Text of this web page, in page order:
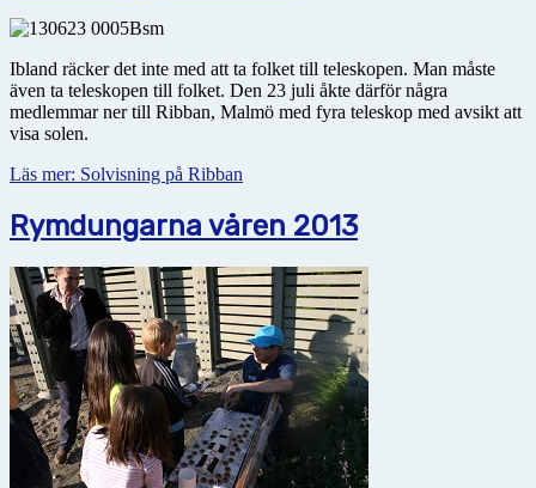
Ibland räcker det inte med att ta folket till teleskopen. Man måste
även ta teleskopen till folket. Den 23 juli åkte därför några
medlemmar ner till Ribban, Malmö med fyra teleskop med avsikt att
visa solen.
Läs mer: Solvisning på Ribban
Rymdungarna våren 2013